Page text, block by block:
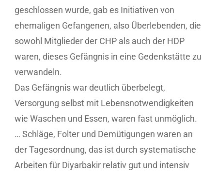
geschlossen wurde, gab es Initiativen von
ehemaligen Gefangenen, also Überlebenden, die
sowohl Mitglieder der CHP als auch der HDP
waren, dieses Gefängnis in eine Gedenkstätte zu
verwandeln.
Das Gefängnis war deutlich überbelegt,
Versorgung selbst mit Lebensnotwendigkeiten
wie Waschen und Essen, waren fast unmöglich.
… Schläge, Folter und Demütigungen waren an
der Tagesordnung, das ist durch systematische
Arbeiten für Diyarbakir relativ gut und intensiv